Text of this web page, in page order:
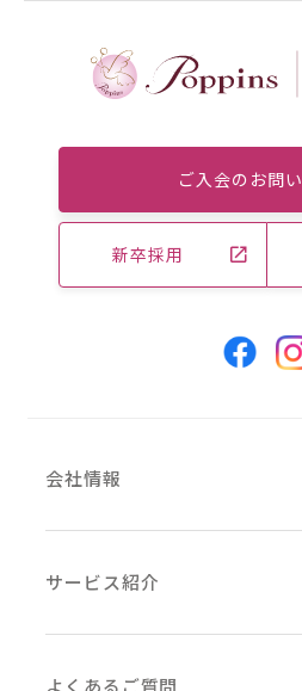
ご入会のお問
新卒採用
会社情報
サービス紹介
よくあるご質問